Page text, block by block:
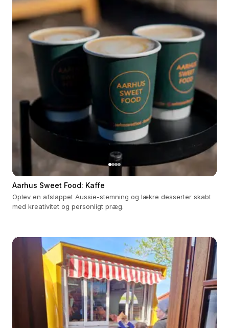
Aarhus Sweet Food: Kaffe
Oplev en afslappet Aussie-stemning og lækre desserter skabt
med kreativitet og personligt præg.